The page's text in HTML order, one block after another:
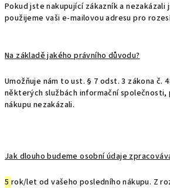
Pokud jste nakupující zákazník a nezakázali
použijeme vaši e-mailovou adresu pro
Na základě jakého právního důvodu?
Umožňuje nám to ust. § 7 odst. 3 zákona č.
některých službách informační
nákupu nezakázali.
Jak dlouho budeme osobní údaje
5 rok/let od vašeho posledního nákupu. Z